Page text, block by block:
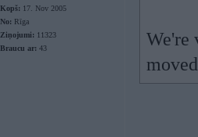
Kopš: 17. Nov 2005
No: Rīga
Ziņojumi: 11323
Braucu ar: 43
We're